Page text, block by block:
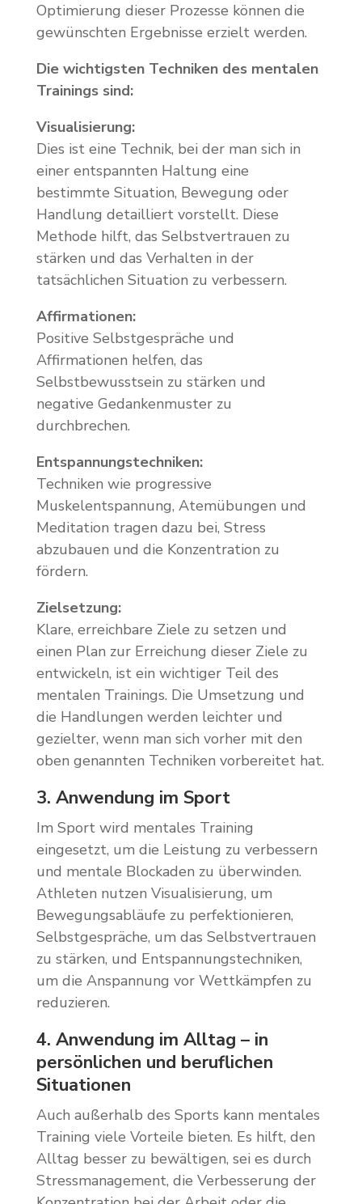
Optimierung dieser Prozesse können die
gewünschten Ergebnisse erzielt werden.
Die wichtigsten Techniken des mentalen
Trainings sind:
Visualisierung:
Dies ist eine Technik, bei der man sich in
einer entspannten Haltung eine
bestimmte Situation, Bewegung oder
Handlung detailliert vorstellt. Diese
Methode hilft, das Selbstvertrauen zu
stärken und das Verhalten in der
tatsächlichen Situation zu verbessern.
Affirmationen:
Positive Selbstgespräche und
Affirmationen helfen, das
Selbstbewusstsein zu stärken und
negative Gedankenmuster zu
durchbrechen.
Entspannungstechniken:
Techniken wie progressive
Muskelentspannung, Atemübungen und
Meditation tragen dazu bei, Stress
abzubauen und die Konzentration zu
fördern.
Zielsetzung:
Klare, erreichbare Ziele zu setzen und
einen Plan zur Erreichung dieser Ziele zu
entwickeln, ist ein wichtiger Teil des
mentalen Trainings. Die Umsetzung und
die Handlungen werden leichter und
gezielter, wenn man sich vorher mit den
oben genannten Techniken vorbereitet hat.
3. Anwendung im Sport
Im Sport wird mentales Training
eingesetzt, um die Leistung zu verbessern
und mentale Blockaden zu überwinden.
Athleten nutzen Visualisierung, um
Bewegungsabläufe zu perfektionieren,
Selbstgespräche, um das Selbstvertrauen
zu stärken, und Entspannungstechniken,
um die Anspannung vor Wettkämpfen zu
reduzieren.
4. Anwendung im Alltag – in
persönlichen und beruflichen
Situationen
Auch außerhalb des Sports kann mentales
Training viele Vorteile bieten. Es hilft, den
Alltag besser zu bewältigen, sei es durch
Stressmanagement, die Verbesserung der